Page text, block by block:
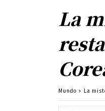
La
Mundo La